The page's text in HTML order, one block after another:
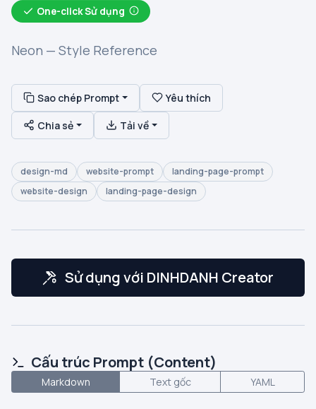
One-click Sử dụng
Neon — Style Reference
Sao chép Prompt Yêu thích
Chia sẻ Tải về
design-md website-prompt
landing-page-prompt
website-design
landing-page-design
Sử dụng với DINHDANH Creator
Cấu trúc Prompt (Content)
Markdown Text gốc YAML